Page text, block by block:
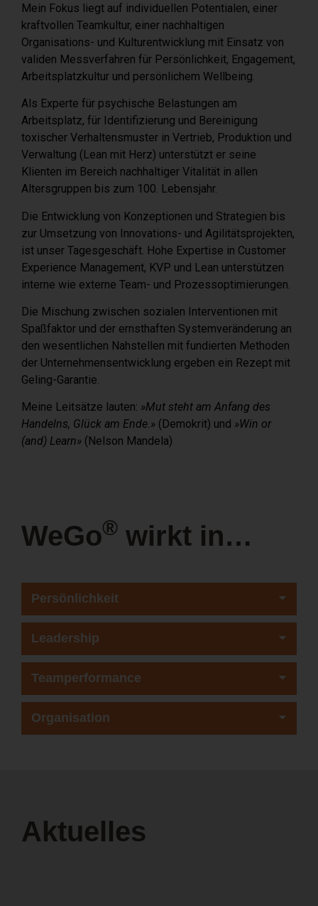
Mein Fokus liegt auf individuellen Potentialen, einer
kraftvollen Teamkultur, einer nachhaltigen
Organisations- und Kulturentwicklung mit Einsatz von
validen Messverfahren für Persönlichkeit, Engagement,
Arbeitsplatzkultur und persönlichem Wellbeing.
Als Experte für psychische Belastungen am
Arbeitsplatz, für Identifizierung und Bereinigung
toxischer Verhaltensmuster in Vertrieb, Produktion und
Verwaltung (Lean mit Herz) unterstützt er seine
Klienten im Bereich nachhaltiger Vitalität in allen
Altersgruppen bis zum 100. Lebensjahr.
Die Entwicklung von Konzeptionen und Strategien bis
zur Umsetzung von Innovations- und Agilitätsprojekten,
ist unser Tagesgeschäft. Hohe Expertise in Customer
Experience Management, KVP und Lean unterstützen
interne wie externe Team- und Prozessoptimierungen.
Die Mischung zwischen sozialen Interventionen mit
Spaßfaktor und der ernsthaften Systemveränderung an
den wesentlichen Nahstellen mit fundierten Methoden
der Unternehmensentwicklung ergeben ein Rezept mit
Geling-Garantie.
Meine Leitsätze lauten: »Mut steht am Anfang des
Handelns, Glück am Ende.» (Demokrit) und »Win or
(and) Learn» (Nelson Mandela)
WeGo® wirkt in…
Persönlichkeit
Leadership
Teamperformance
Organisation
Aktuelles